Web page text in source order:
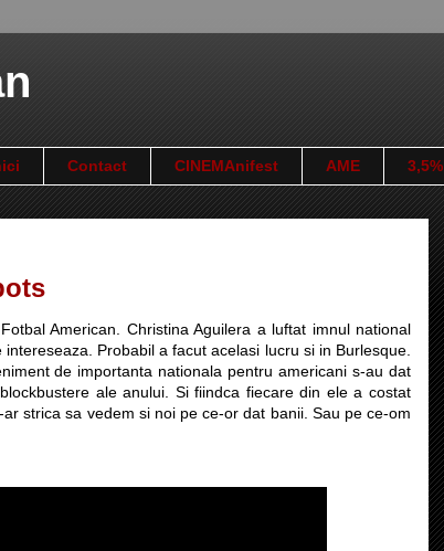
Contact CINEMAnifest AME 3,5%
American. Christina Aguilera a luftat imnul national
Probabil a facut acelasi lucru si in Burlesque.
de importanta nationala pentru americani s-au dat
ale anului. Si fiindca fiecare din ele a costat
strica sa vedem si noi pe ce-or dat banii. Sau pe ce-om